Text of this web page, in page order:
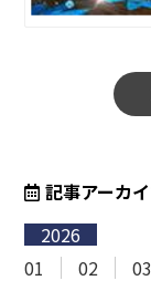
記事アーカ
2026
01
02 03